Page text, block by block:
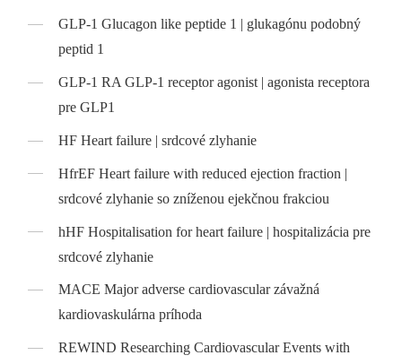
GLP-1 Glucagon like peptide 1 | glukagónu podobný
peptid 1
GLP-1 RA GLP-1 receptor agonist | agonista receptora
pre GLP1
HF Heart failure | srdcové zlyhanie
HfrEF Heart failure with reduced ejection fraction |
srdcové zlyhanie so zníženou ejekčnou frakciou
hHF Hospitalisation for heart failure | hospitalizácia pre
srdcové zlyhanie
MACE Major adverse cardiovascular závažná
kardiovaskulárna príhoda
REWIND Researching Cardiovascular Events with